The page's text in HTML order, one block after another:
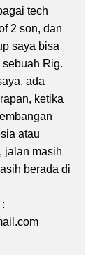
tech
2 son, dan
saya bisa
Rig.
ada
ketika
atau
jalan masih
berada di